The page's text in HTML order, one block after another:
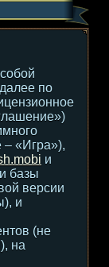
по
– «Игра»),
и
базы
версии
и
(не
на